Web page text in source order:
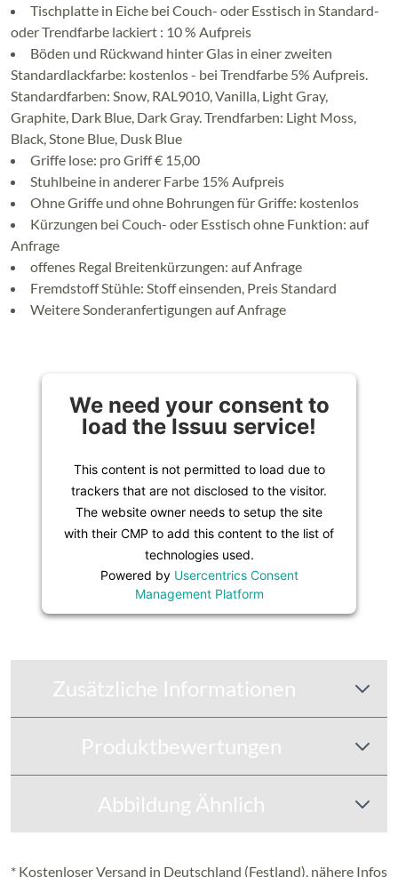
Tischplatte in Eiche bei Couch- oder Esstisch in Standard-
oder Trendfarbe lackiert : 10 % Aufpreis
Böden und Rückwand hinter Glas in einer zweiten
Standardlackfarbe: kostenlos - bei Trendfarbe 5% Aufpreis.
Standardfarben: Snow, RAL9010, Vanilla, Light Gray,
Graphite, Dark Blue, Dark Gray. Trendfarben: Light Moss,
Black, Stone Blue, Dusk Blue
Griffe lose: pro Griff € 15,00
Stuhlbeine in anderer Farbe 15% Aufpreis
Ohne Griffe und ohne Bohrungen für Griffe: kostenlos
Kürzungen bei Couch- oder Esstisch ohne Funktion: auf
Anfrage
offenes Regal Breitenkürzungen: auf Anfrage
Fremdstoff Stühle: Stoff einsenden, Preis Standard
Weitere Sonderanfertigungen auf Anfrage
We need your consent to
load the Issuu service!
This content is not permitted to load due to
trackers that are not disclosed to the visitor.
The website owner needs to setup the site
with their CMP to add this content to the list of
technologies used.
Powered by Usercentrics Consent
Management Platform
Zusätzliche Informationen
Produktbewertungen
Abbildung Ähnlich
* Kostenloser Versand in Deutschland (Festland), nähere Infos